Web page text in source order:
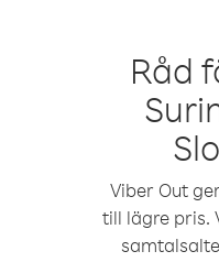
Råd
Viber Out
till lägre pris.